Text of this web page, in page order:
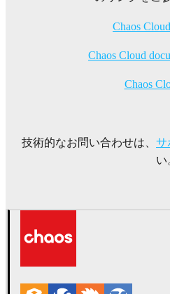
Chaos
Chaos Cloud
Chaos
技術的なお問い合わせは、 サ
い